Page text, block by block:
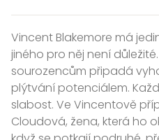
Vincent Blakemore má
jiného pro něj není
sourozencům připadá
plýtvání potenciálem.
slabost. Ve Vincentově
Cloudová, žena, která ho